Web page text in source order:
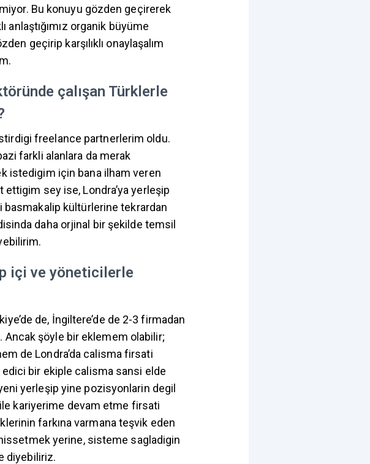
Bu konuyu gözden geçirerek
anlaştığımız organik büyüme
geçirip karşılıklı onaylaşalım
çalışan Türklerle
freelance partnerlerim oldu.
farkli alanlara da merak
istedigim için bana ilham veren
sey ise, Londra’ya yerleşip
basmakalip kültürlerine tekrardan
daha orjinal bir şekilde temsil
içi ve yöneticilerle
de, İngiltere’de de 2-3 firmadan
şöyle bir eklemem olabilir;
de Londra’da calisma firsati
bir ekiple calisma sansi elde
yerleşip yine pozisyonlarin degil
kariyerime devam etme firsati
farkına varmana teşvik eden
yerine, sisteme sagladigin
diyebiliriz.